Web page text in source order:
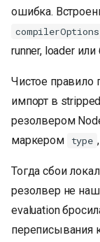
ошибка.
runner, loader или
Чистое
импорт в
резолвером
маркером
type
Тогда сбои
резолвер не
evaluation
переписывания